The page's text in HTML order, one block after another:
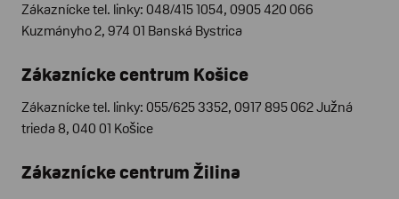
Zákaznícke tel. linky: 048/415 1054, 0905 420 066
Kuzmányho 2, 974 01 Banská Bystrica
Zákaznícke centrum Košice
Zákaznícke tel. linky: 055/625 3352, 0917 895 062 Južná
trieda 8, 040 01 Košice
Zákaznícke centrum Žilina